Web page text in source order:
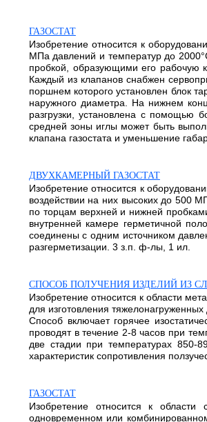
ГАЗОСТАТ
Изобретение относится к
МПа давлений и температур до
пробкой, образующими его рабочую
Каждый из клапанов снабжен
поршнем которого установлен блок
наружного диаметра. На нижнем
разгрузки, установлена с помощью
средней зоны иглы может быть
клапана газостата и уменьшение
ДВУХКАМЕРНЫЙ ГАЗОСТАТ
Изобретение относится к
воздействии на них высоких до 500
по торцам верхней и нижней
внутренней камере герметичной
соединены с одним источником
разгерметизации. 3 з.п. ф-лы, 1 ил.
СПОСОБ ПОЛУЧЕНИЯ ИЗДЕЛИЙ ИЗ
Изобретение относится к области
для изготовления
Способ включает горячее
проводят в течение 2-8 часов при
две стадии при температурах 850-
характеристик сопротивления
ГАЗОСТАТ
Изобретение относится к
одновременном или